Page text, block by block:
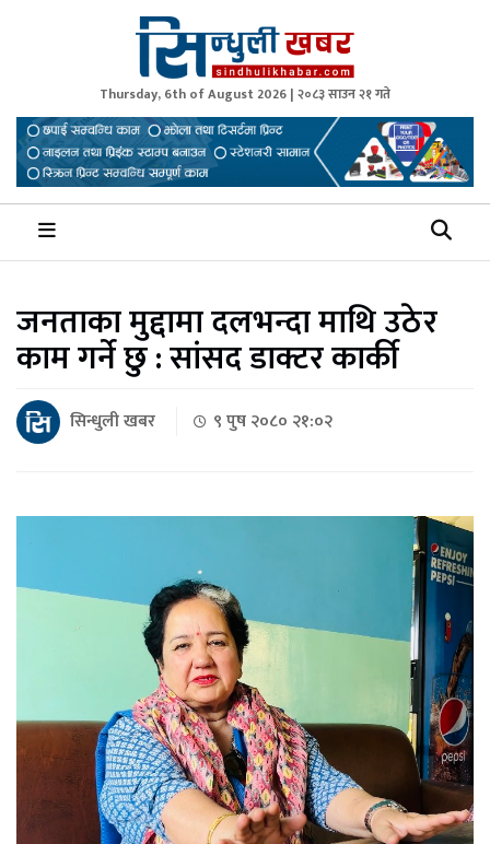
Sindhuli Khabar
News from Sindhuli Nepal
Thursday, 6th of August 2026 | २०८३ साउन २१ गते
जनताका मुद्दामा दलभन्दा माथि उठेर
काम गर्ने छु : सांसद डाक्टर कार्की
सिन्धुली खबर ९ पुष २०८० २१:०२